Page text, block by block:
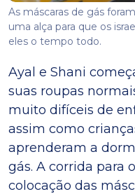
As máscaras de gás
uma alça para que os
eles o tempo todo.
Ayal e Shani
suas roupas
muito difíceis de
assim como
aprenderam a
gás. A corrida para
colocação das